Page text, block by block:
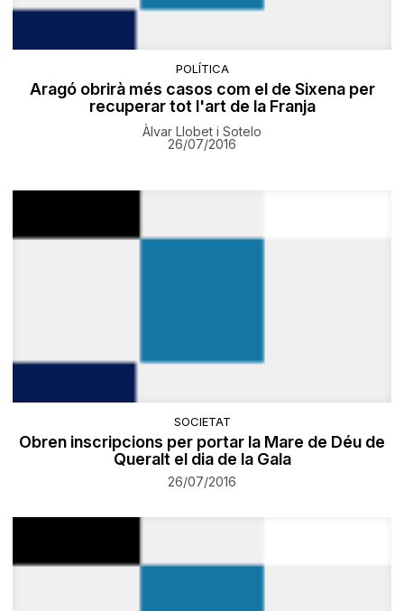
POLÍTICA
Aragó obrirà més casos com el de Sixena per
recuperar tot l'art de la Franja
Àlvar Llobet i Sotelo
26/07/2016
SOCIETAT
Obren inscripcions per portar la Mare de Déu de
Queralt el dia de la Gala
26/07/2016